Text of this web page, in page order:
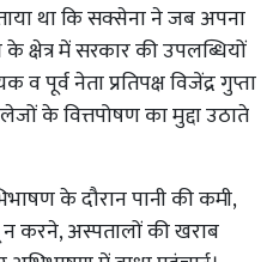
था कि सक्सेना ने जब अपना
क्षेत्र में सरकार की उपलब्धियों
पूर्व नेता प्रतिपक्ष विजेंद्र गुप्ता
के वित्तपोषण का मुद्दा उठाते
के दौरान पानी की कमी,
करने, अस्पतालों की खराब